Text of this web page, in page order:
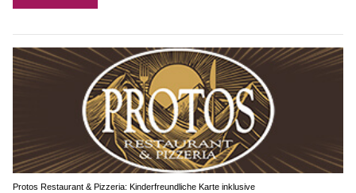
Protos Restaurant & Pizzeria: Kinderfreundliche Karte inklusive